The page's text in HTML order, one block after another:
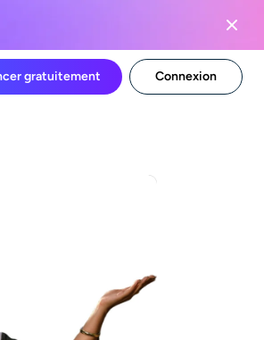
gratuitement Connexion